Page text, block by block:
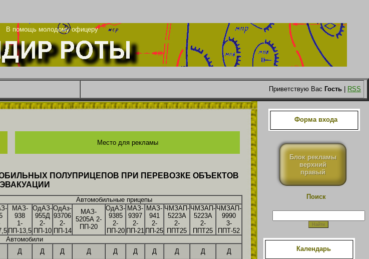
В помощь молодому офицеру
Приветствую Вас Гость RSS
Место для рекламы
ПОЛУПРИЦЕПОВ ПРИ ПЕРЕВОЗКЕ ОБЪЕКТОВ
ЭВАКУАЦИИ
Автомобильные прицепы
МАЗ-
938
1-
ПП-13,5
ОдАЗ-
955Д
2-
ПП-10
ОдАз-
93706
2-
ПП-14
МАЗ-
5205А 2-
ПП-20
ОдАЗ-
9385
2-
ПП-20
МАЗ-
9397
2-
ПП-21
МАЗ-
941
2-
ПП-25
ЧМЗАП-
5223А
2-
ППТ25
ЧМЗАП-
5223А
2-
ППТ25
ЧМЗАП-
9990
3-
ППТ-52
Автомобили
Д Д Д Д Д Д Д Д Д
Д
Форма входа
Блок рекламы
верхний
правый
Поиск
Календарь